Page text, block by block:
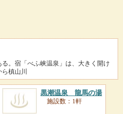
。宿「べふ峡温泉」は、大きく開け
槙山川
黒潮温泉 龍馬の湯
施設数：1軒